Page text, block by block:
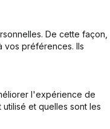
De cette façon,
vos préférences. Ils
l'expérience de
et quelles sont les
des comptes annuels